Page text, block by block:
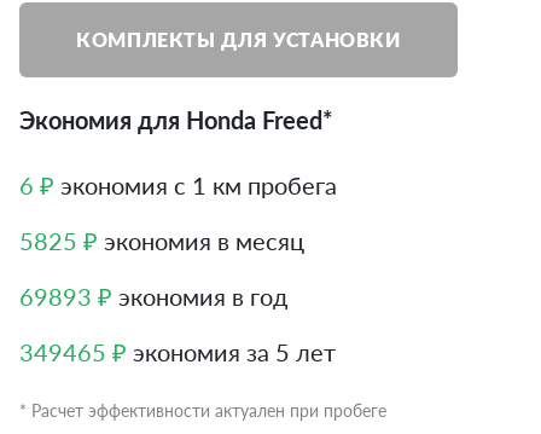
КОМПЛЕКТЫ ДЛЯ УСТАНОВКИ
Экономия для Honda Freed*
6 ₽ экономия с 1 км пробега
5825 ₽ экономия в месяц
69893 ₽ экономия в год
349465 ₽ экономия за 5 лет
* Расчет эффективности актуален при пробеге